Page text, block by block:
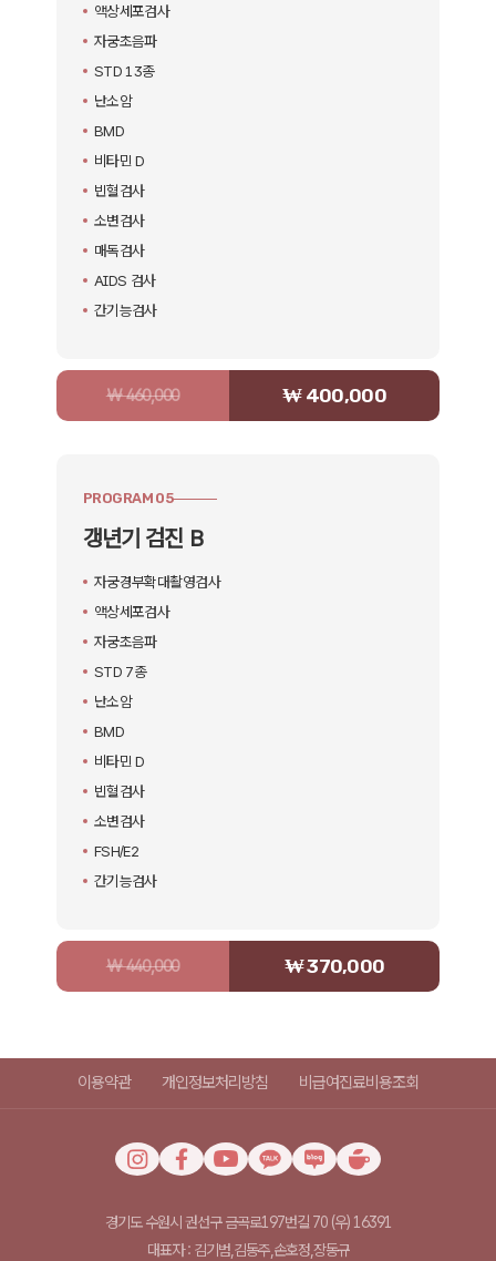
액상세포검사
자궁초음파
STD 13종
난소암
BMD
비타민 D
빈혈검사
소변검사
매독검사
AIDS 검사
간기능검사
₩ 460,000 ₩ 400,000
PROGRAM 05
갱년기 검진 B
자궁경부확대촬영검사
액상세포검사
자궁초음파
STD 7종
난소암
BMD
비타민 D
빈혈검사
소변검사
FSH/E2
간기능검사
₩ 440,000 ₩ 370,000
이용약관 개인정보처리방침 비급여진료비용조회
경기도 수원시 권선구 금곡로197번길 70 (우) 16391
대표자 : 김기범,김동주,손호정,장동규